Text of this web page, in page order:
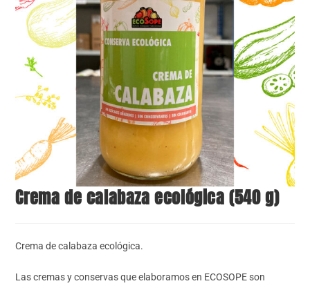
Crema de calabaza ecológica (540 g)
Crema de calabaza ecológica.
Las cremas y conservas que elaboramos en ECOSOPE son